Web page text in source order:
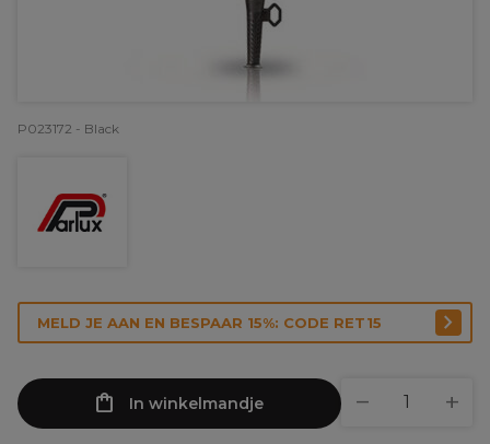
P023172 - Black
MELD JE AAN EN BESPAAR 15%: CODE RET15
In winkelmandje